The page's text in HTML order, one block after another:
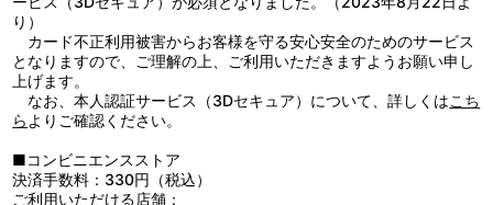
08. 83UeI
09. MNE
＜DISC2＞
01. TRACER
02. G1×2
03. mSgH
04. car5p3 / pε-nεl0pε-
05. ESIRNUS
06. kdk-GT
り）
カード不正利用被害からお客様を守る安心安全のためのサービス
となりますので、ご理解の上、ご利用いただきますようお願い申し
上げます。
なお、本人認証サービス（3Dセキュア）について、詳しくはこち
らよりご確認ください。
■コンビニエンスストア
決済手数料：330円（税込）
ご利用いただける店舗：